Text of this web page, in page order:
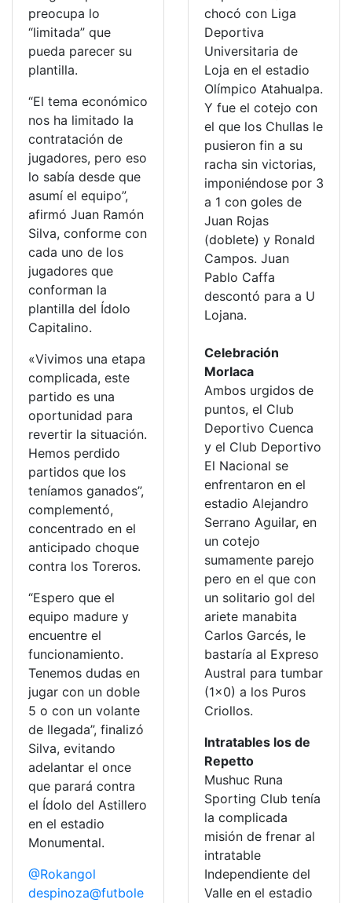
preocupa lo
“limitada” que
pueda parecer su
plantilla.
“El tema económico
nos ha limitado la
contratación de
jugadores, pero eso
lo sabía desde que
asumí el equipo”,
afirmó Juan Ramón
Silva, conforme con
cada uno de los
jugadores que
conforman la
plantilla del Ídolo
Capitalino.
«Vivimos una etapa
complicada, este
partido es una
oportunidad para
revertir la situación.
Hemos perdido
partidos que los
teníamos ganados”,
complementó,
concentrado en el
anticipado choque
contra los Toreros.
“Espero que el
equipo madure y
encuentre el
funcionamiento.
Tenemos dudas en
jugar con un doble
5 o con un volante
de llegada”, finalizó
Silva, evitando
adelantar el once
que parará contra
el Ídolo del Astillero
en el estadio
Monumental.
@Rokangol
despinoza@futbole
chocó con Liga
Deportiva
Universitaria de
Loja en el estadio
Olímpico Atahualpa.
Y fue el cotejo con
el que los Chullas le
pusieron fin a su
racha sin victorias,
imponiéndose por 3
a 1 con goles de
Juan Rojas
(doblete) y Ronald
Campos. Juan
Pablo Caffa
descontó para a U
Lojana.
Celebración
Morlaca
Ambos urgidos de
puntos, el Club
Deportivo Cuenca
y el Club Deportivo
El Nacional se
enfrentaron en el
estadio Alejandro
Serrano Aguilar, en
un cotejo
sumamente parejo
pero en el que con
un solitario gol del
ariete manabita
Carlos Garcés, le
bastaría al Expreso
Austral para tumbar
(1×0) a los Puros
Criollos.
Intratables los de
Repetto
Mushuc Runa
Sporting Club tenía
la complicada
misión de frenar al
intratable
Independiente del
Valle en el estadio